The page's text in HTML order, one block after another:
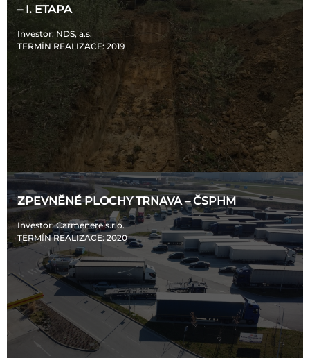
– I. ETAPA
Investor: NDS, a.s.
TERMÍN REALIZACE: 2019
ZPEVNĚNÉ PLOCHY TRNAVA – ČSPHM
Investor: Carmenere s.r.o.
TERMÍN REALIZACE: 2020